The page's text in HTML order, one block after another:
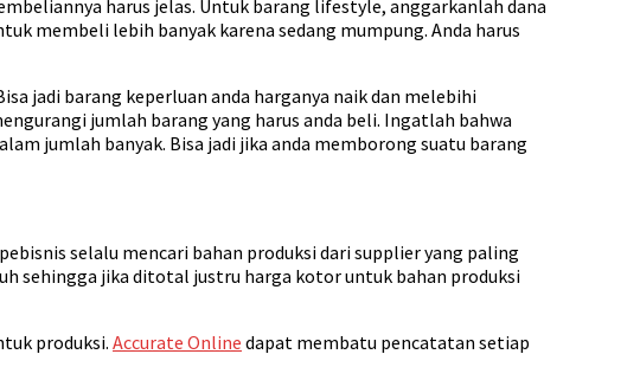
harus jelas. Untuk barang lifestyle, anggarkanlah dana
membeli lebih banyak karena sedang mumpung. Anda harus
jadi barang keperluan anda harganya naik dan melebihi
jumlah barang yang harus anda beli. Ingatlah bahwa
jumlah banyak. Bisa jadi jika anda memborong suatu barang
selalu mencari bahan produksi dari supplier yang paling
sehingga jika ditotal justru harga kotor untuk bahan produksi
produksi. Accurate Online dapat membatu pencatatan setiap